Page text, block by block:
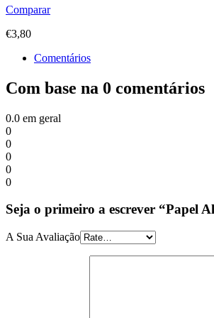
Comparar
€3,80
Comentários
Com base na 0 comentários
0.0 em geral
0
0
0
0
0
Seja o primeiro a escrever “Papel
A Sua Avaliação